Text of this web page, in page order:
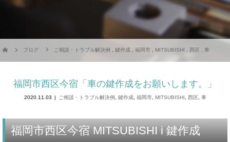
ブログ ご相談・トラブル解決例 鍵作成 福岡市 MITSUBISHI 西区 車
福岡市西区今宿「車の鍵作成をお願いします。」
2020.11.03 ご相談・トラブル解決例 鍵作成, 福岡市, MITSUBISHI 西区, 車
福岡市西区今宿 MITSUBISHI i 鍵作成